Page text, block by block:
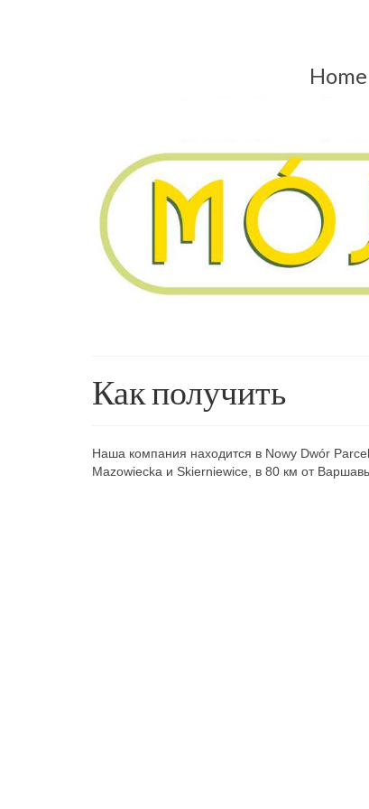
Home
Как получить
Наша компания находится в Nowy Dwór
Mazowiecka и Skierniewice, в 80 км от